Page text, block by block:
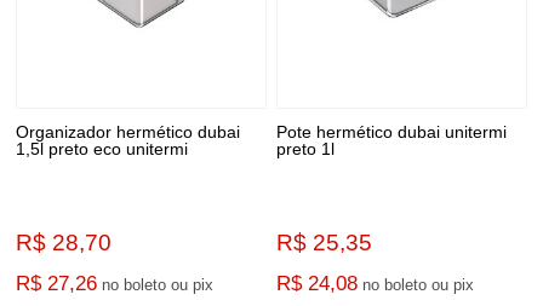
Organizador hermético dubai
1,5l preto eco unitermi
R$ 28,70
R$ 27,26 no boleto ou pix
Pote hermético dubai unitermi
preto 1l
R$ 25,35
R$ 24,08 no boleto ou pix